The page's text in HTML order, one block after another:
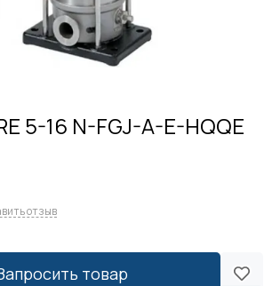
5-16 N-FGJ-A-E-HQQE
отзыв
товар